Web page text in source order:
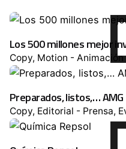
Los 500 millones mejor
Copy Motion - Animación
Preparados, listos,… AMG
Copy Editorial - Prensa